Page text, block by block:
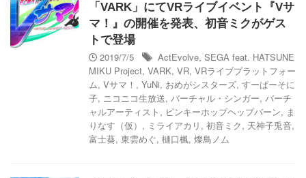
「VARK」にてVRライブイベント『Vサ
マ！』の開催を発表、初音ミクがゲス
トで登場
2019/7/5
ActEvolve, SEGA feat. HATSUNE
MIKU Project, VARK, VR, VRライブプラットフォー
ム, Vサマ！ , YuNi, おめがシスターズ, すーぱーそに
子, ニコニコ生放送, バーチャル・シンガー, バーチ
ャルアーティスト , ピンキーホップヘップバーン, ま
りなす（仮） , ミライアカリ , 初音ミク, 天神子兎音,
富士葵, 東雲めぐ, 樋口楓, 燦鳥ノム